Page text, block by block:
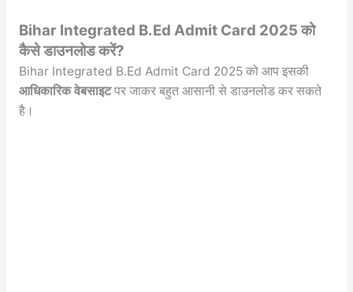
Bihar Integrated B.Ed Admit Card 2025 को
कैसे डाउनलोड करें?
Bihar Integrated B.Ed Admit Card 2025 को आप इसकी
आधिकारिक वेबसाइटपर जाकर बहुत आसानी से डाउनलोड कर सकते
है।